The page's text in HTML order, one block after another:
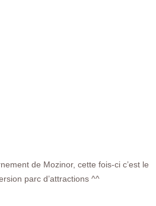
de Mozinor, cette fois-ci c’est le
parc d’attractions ^^